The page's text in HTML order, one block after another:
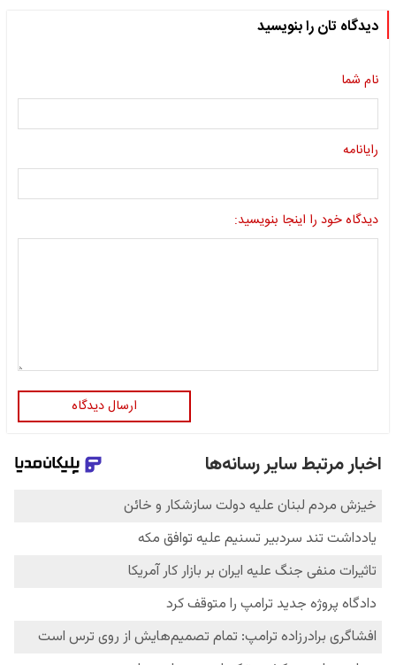
دیدگاه تان را بنویسید
نام شما
رایانامه
دیدگاه خود را اینجا بنویسید:
ارسال دیدگاه